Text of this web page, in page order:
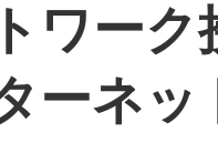
ワーク
ーネッ